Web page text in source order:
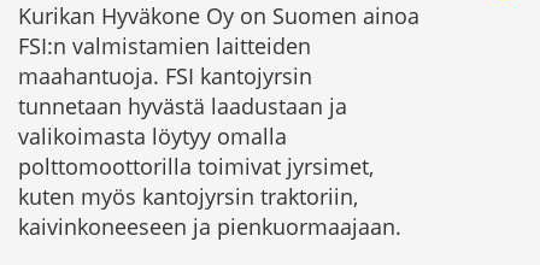
Kurikan Hyväkone Oy on Suomen ainoa
FSI:n valmistamien laitteiden
maahantuoja. FSI kantojyrsin
tunnetaan hyvästä laadustaan ja
valikoimasta löytyy omalla
polttomoottorilla toimivat jyrsimet,
kuten myös kantojyrsin traktoriin,
kaivinkoneeseen ja pienkuormaajaan.